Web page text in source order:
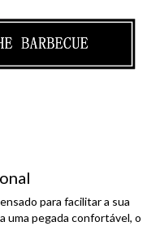
para facilitar a sua
uma pegada confortável, o